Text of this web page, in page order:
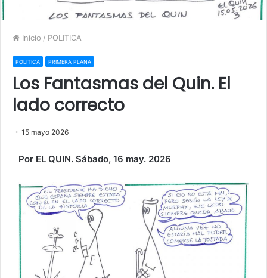
Inicio / POLITICA
POLITICA PRIMERA PLANA
Los Fantasmas del Quin. El
lado correcto
15 mayo 2026
Por EL QUIN. Sábado, 16 may. 2026